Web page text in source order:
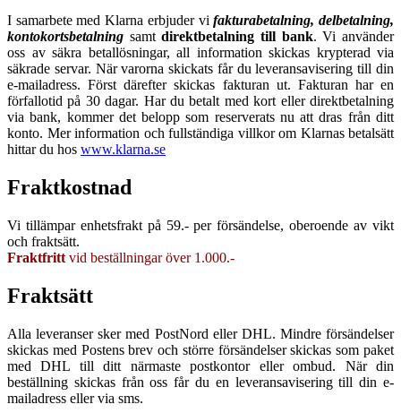
I samarbete med Klarna erbjuder vi fakturabetalning, delbetalning,
kontokortsbetalning samtdirektbetalning till bank. Vi använder
oss av säkra betallösningar, all information skickas krypterad via
säkrade servar. När varorna skickats får du leveransavisering till din
e-mailadress. Först därefter skickas fakturan ut. Fakturan har en
förfallotid på 30 dagar. Har du betalt med kort eller direktbetalning
via bank, kommer det belopp som reserverats nu att dras från ditt
konto. Mer information och fullständiga villkor om Klarnas betalsätt
hittar du hos www.klarna.se
Fraktkostnad
Vi tillämpar enhetsfrakt på 59.- per försändelse, oberoende av vikt
och fraktsätt.
Fraktfritt vid beställningar över 1.000.-
Fraktsätt
Alla leveranser sker med PostNord eller DHL. Mindre försändelser
skickas med Postens brev och större försändelser skickas som paket
med DHL till ditt närmaste postkontor eller ombud. När din
beställning skickas från oss får du en leveransavisering till din e-
mailadress eller via sms.